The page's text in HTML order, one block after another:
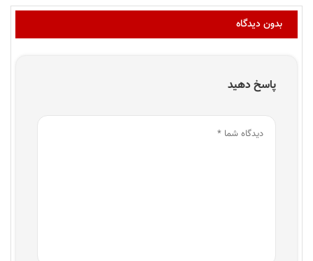
بدون دیدگاه
پاسخ دهید